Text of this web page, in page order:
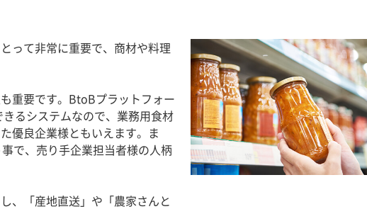
って非常に重要で、商材や料理
重要です。BtoBプラットフォー
るシステムなので、業務用食材
優良企業様ともいえます。ま
で、売り手企業担当者様の人柄
、「産地直送」や「農家さんと